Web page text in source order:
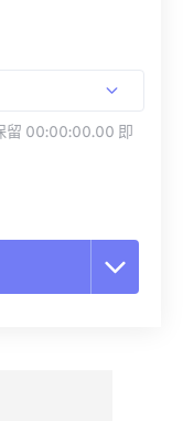
留 00:00:00.00 即